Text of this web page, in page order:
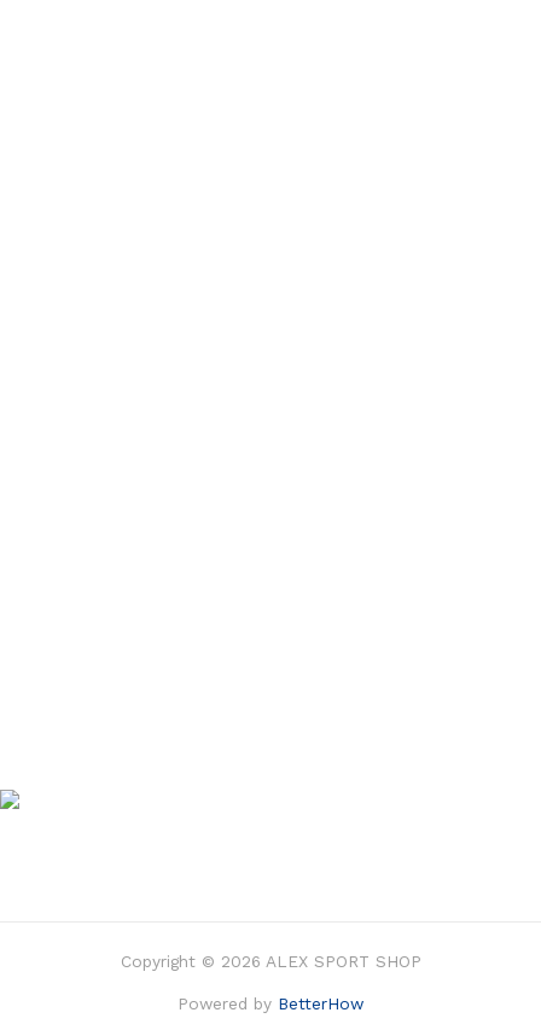
Copyright © 2026 ALEX SPORT SHOP
Powered by BetterHow